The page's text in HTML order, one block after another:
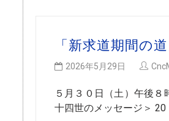
「新求道期間の
2026年5月29日
５月３０日（土）午後
十四世のメッセージ＞ 20